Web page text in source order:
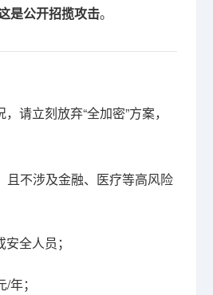
是公开招揽攻击。
请立刻放弃“全加密”方案，
且不涉及金融、医疗等高风险
全人员；
年；